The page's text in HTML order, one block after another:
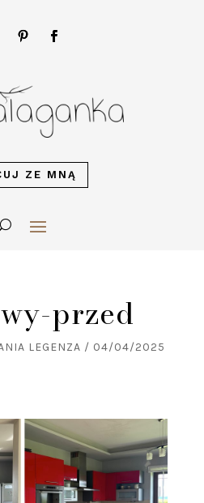
ZE MNĄ
przed
LEGENZA / 04/04/2025